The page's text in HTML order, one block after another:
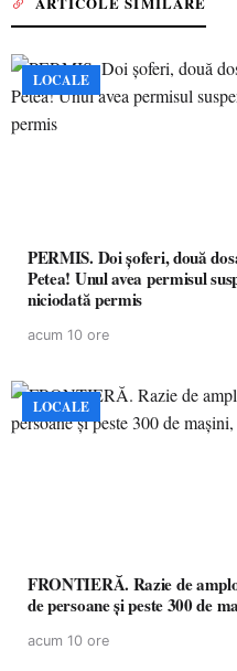
LOCALE
PERMIS. Doi șoferi, două
Petea! Unul avea permisul
niciodată permis
acum 10 ore
LOCALE
FRONTIERĂ. Razie de
de persoane și peste 300 de
acum 10 ore